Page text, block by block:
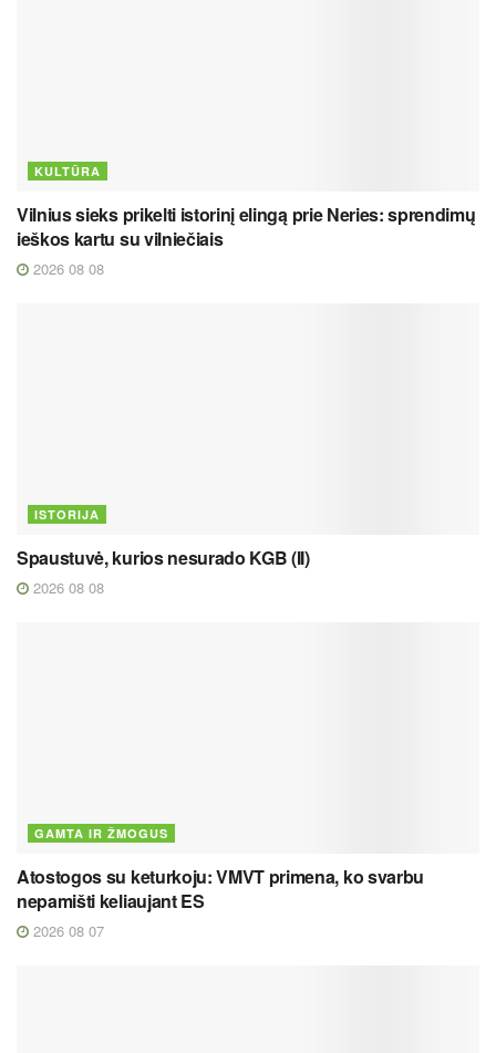
KULTŪRA
Vilnius sieks prikelti istorinį elingą prie Neries: sprendimų
ieškos kartu su vilniečiais
2026 08 08
ISTORIJA
Spaustuvė, kurios nesurado KGB (II)
2026 08 08
GAMTA IR ŽMOGUS
Atostogos su keturkoju: VMVT primena, ko svarbu
nepamišti keliaujant ES
2026 08 07